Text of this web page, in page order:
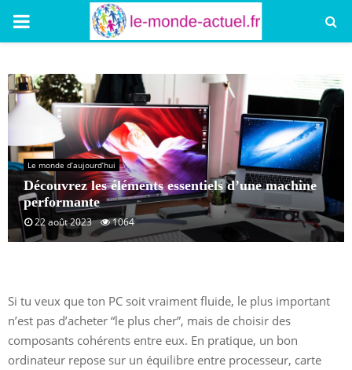
PRIMARY
Le monde d’aujourd’hui
Découvrez les éléments essentiels d’une machine
performante
22 août 2023 1064
Si tu veux que ton PC soit vraiment fluide, le plus important
n’est pas d’acheter “le plus cher”, mais de choisir des
composants cohérents entre eux. En pratique, un bon
ordinateur repose sur un équilibre entre processeur, carte